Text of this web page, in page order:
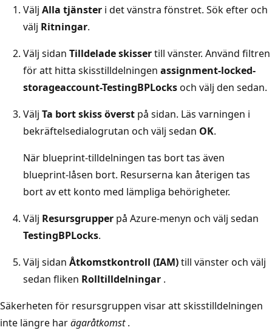
Välj Alla tjänster i det vänstra fönstret. Sök efter och
välj Ritningar.
Välj sidan Tilldelade skissertill vänster. Använd filtren
för att hitta skisstilldelningen assignment-locked-
storageaccount-TestingBPLocksoch välj den sedan.
Välj Ta bort skiss överst på sidan. Läs varningen i
bekräftelsedialogrutan och välj sedan OK.
När blueprint-tilldelningen tas bort tas även
blueprint-låsen bort. Resurserna kan återigen tas
bort av ett konto med lämpliga behörigheter.
Välj Resursgrupper på Azure-menyn och välj sedan
TestingBPLocks.
Välj sidan Åtkomstkontroll (IAM)till vänster och välj
sedan fliken Rolltilldelningar .
Säkerheten för resursgruppen visar att skisstilldelningen
inte längre harägaråtkomst.